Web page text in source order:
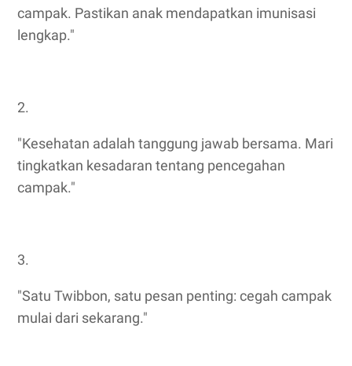
campak. Pastikan anak mendapatkan imunisasi
lengkap."
2.
"Kesehatan adalah tanggung jawab bersama. Mari
tingkatkan kesadaran tentang pencegahan
campak."
3.
"Satu Twibbon, satu pesan penting: cegah campak
mulai dari sekarang."